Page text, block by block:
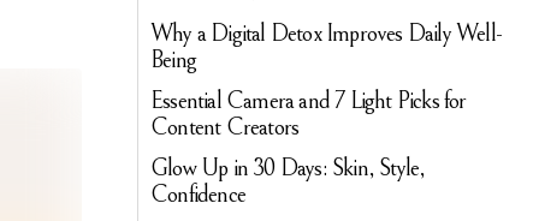
Why a Digital Detox Improves Daily Well-
Being
Essential Camera and 7 Light Picks for
Content Creators
Glow Up in 30 Days: Skin, Style,
Confidence